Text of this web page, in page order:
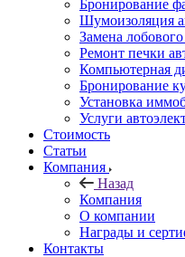
Бронирование
Шумоизоляция
Замена лобового
Ремонт печки
Компьютерная
Бронирование
Установка
Услуги
Стоимость
Статьи
Компания
Назад
Компания
О компании
Награды и
Контакты